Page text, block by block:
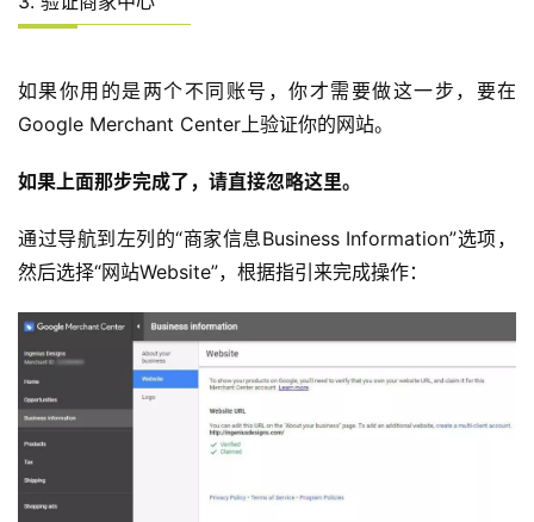
如果你用的是两个不同账号，你才需要做这一步，要在
Google Merchant Center上验证你的网站。
如果上面那步完成了，请直接忽略这里。
通过导航到左列的“商家信息Business Information”选项，
然后选择“网站Website”，根据指引来完成操作：